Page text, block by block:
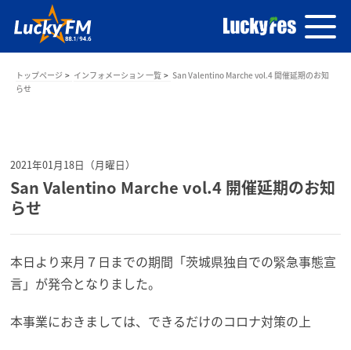
トップページ インフォメーション 一覧
San Valentino Marche vol.4 開催延期のお知
らせ
2021年01月18日（月曜日）
San Valentino Marche vol.4 開催延期のお知
らせ
本日より来月７日までの期間「茨城県独自での緊急事態宣
言」が発令となりました。
本事業におきましては、できるだけのコロナ対策の上